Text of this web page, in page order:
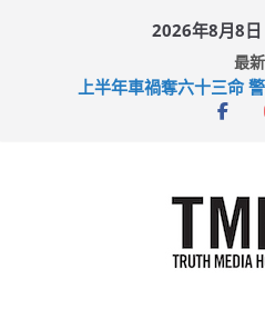
2026年8月8日
最新
上半年車禍奪六十三命
性罪行修例獲九成支持 鄧